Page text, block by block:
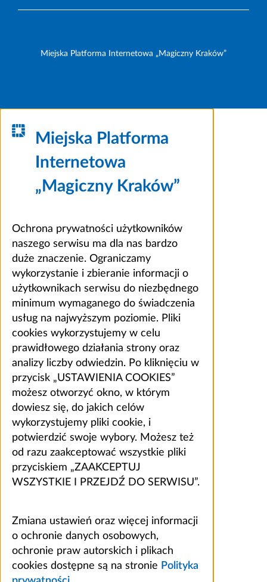
Miejska Platforma Internetowa „Magiczny Kraków”
Miejska Platforma
Internetowa
„Magiczny Kraków”
Ochrona prywatności użytkowników
naszego serwisu ma dla nas bardzo
duże znaczenie. Ograniczamy
wykorzystanie i zbieranie informacji o
użytkownikach serwisu do niezbędnego
minimum wymaganego do świadczenia
usług na najwyższym poziomie. Pliki
cookies wykorzystujemy w celu
prawidłowego działania strony oraz
analizy liczby odwiedzin. Po kliknięciu w
przycisk „USTAWIENIA COOKIES”
możesz otworzyć okno, w którym
dowiesz się, do jakich celów
wykorzystujemy pliki cookie, i
potwierdzić swoje wybory. Możesz też
od razu zaakceptować wszystkie pliki
przyciskiem „ZAAKCEPTUJ
WSZYSTKIE I PRZEJDŹ DO SERWISU”.
Zmiana ustawień oraz więcej informacji
o ochronie danych osobowych,
ochronie praw autorskich i plikach
cookies dostępne są na stronie Polityka